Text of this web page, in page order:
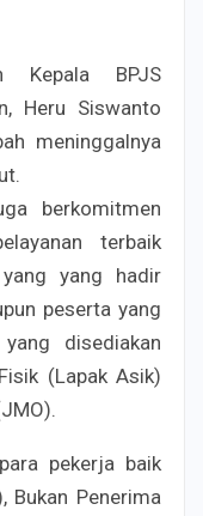
Kepala BPJS
Heru Siswanto
meninggalnya
berkomitmen
terbaik
yang hadir
peserta yang
disediakan
(Lapak Asik)
pekerja baik
Bukan Penerima